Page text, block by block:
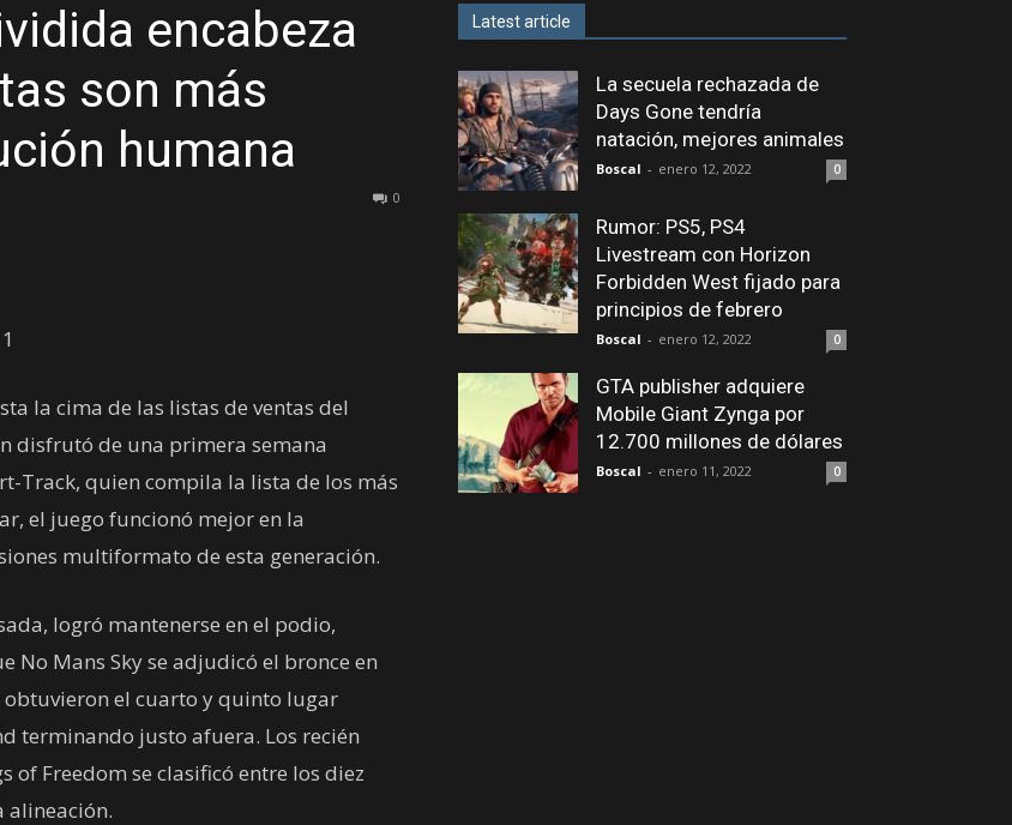
encabeza
son más
humana
0
la cima de las listas de ventas del
disfrutó de una primera semana
Track, quien compila la lista de los más
el juego funcionó mejor en la
multiformato de esta generación.
logró mantenerse en el podio,
No Mans Sky se adjudicó el bronce en
obtuvieron el cuarto y quinto lugar
terminando justo afuera. Los recién
of Freedom se clasificó entre los diez
alineación.
Latest article
La secuela rechazada de
Days Gone tendría
natación, mejores animales
Boscal - enero 12, 2022 0
Rumor: PS5, PS4
Livestream con Horizon
Forbidden West fijado para
principios de febrero
Boscal - enero 12, 2022 0
GTA publisher adquiere
Mobile Giant Zynga por
12.700 millones de dólares
Boscal - enero 11, 2022 0